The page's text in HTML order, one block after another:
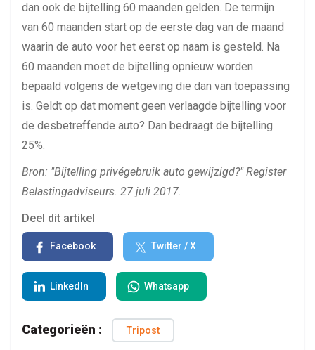
dan ook de bijtelling 60 maanden gelden. De termijn
van 60 maanden start op de eerste dag van de maand
waarin de auto voor het eerst op naam is gesteld. Na
60 maanden moet de bijtelling opnieuw worden
bepaald volgens de wetgeving die dan van toepassing
is. Geldt op dat moment geen verlaagde bijtelling voor
de desbetreffende auto? Dan bedraagt de bijtelling
25%.
Bron: "Bijtelling privégebruik auto gewijzigd?" Register
Belastingadviseurs. 27 juli 2017.
Deel dit artikel
Facebook Twitter / X
LinkedIn Whatsapp
Categorieën : Tripost